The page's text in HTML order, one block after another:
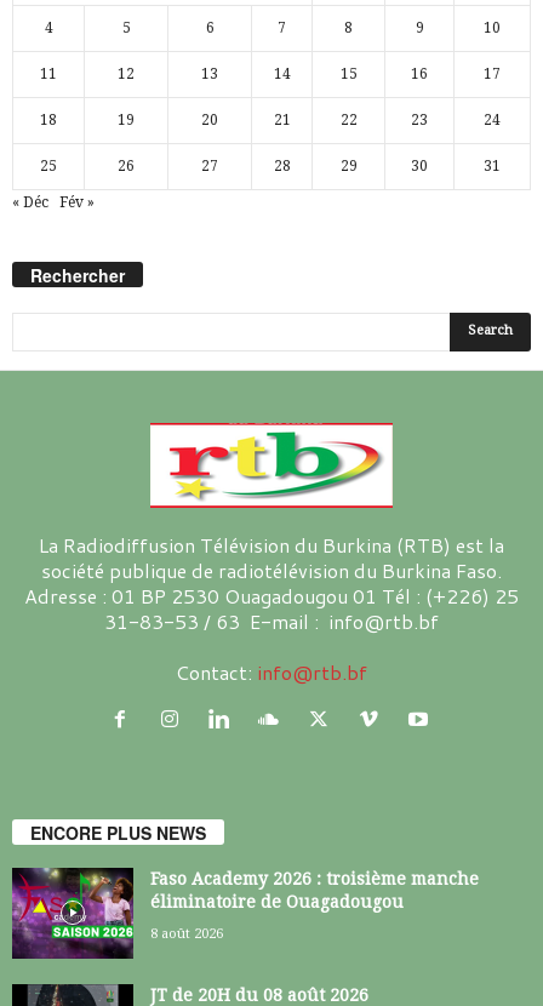
4 5 6 7 8 9 10
11 12 13 14 15 16 17
18 19 20 21 22 23 24
25 26 27 28 29 30 31
« Déc Fév »
Rechercher
La Radiodiffusion Télévision du Burkina (RTB) est la
société publique de radiotélévision du Burkina Faso.
Adresse : 01 BP 2530 Ouagadougou 01 Tél : (+226) 25
31-83-53 / 63 E-mail : info@rtb.bf
Contact: info@rtb.bf
ENCORE PLUS NEWS
Faso Academy 2026 : troisième manche
éliminatoire de Ouagadougou
8 août 2026
JT de 20H du 08 août 2026